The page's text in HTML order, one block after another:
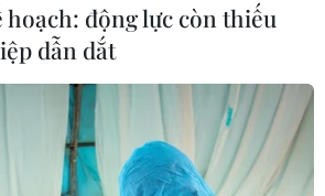
hoạch: động lực còn thiếu
dẫn dắt